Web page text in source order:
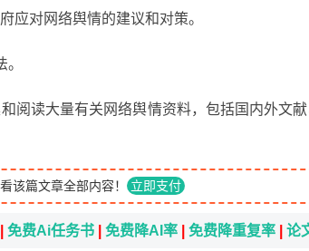
应对网络舆情的建议和对策。
阅读大量有关网络舆情资料，包括国内外文
该篇文章全部内容！ 立即支付
免费Ai任务书 免费降AI率 免费降重复率 论